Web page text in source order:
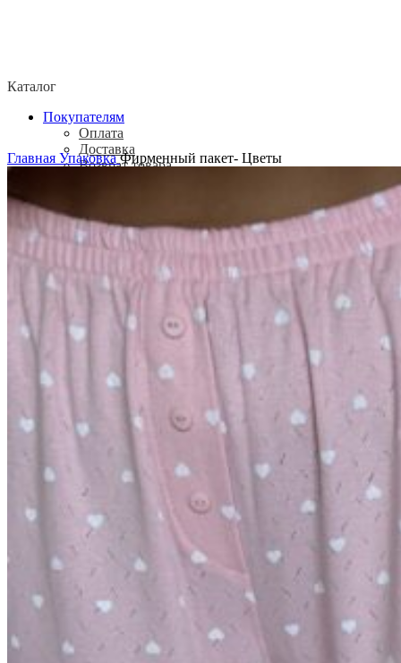
Каталог
Покупателям
Оплата
Доставка
Возврат товара
О нас
Контакты
Отзывы
О бренде ADELOVE
Вход / Регистрация
0пунктов /
Главная УпаковкаФирменный пакет- Цветы